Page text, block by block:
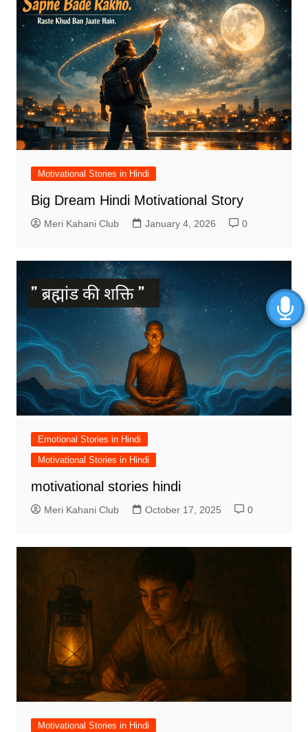
Motivational Stories in Hindi
Big Dream Hindi Motivational Story
Meri Kahani Club January 4, 2026 0
Emotional Stories in Hindi
Motivational Stories in Hindi
motivational stories hindi
Meri Kahani Club October 17, 2025 0
Motivational Stories in Hindi